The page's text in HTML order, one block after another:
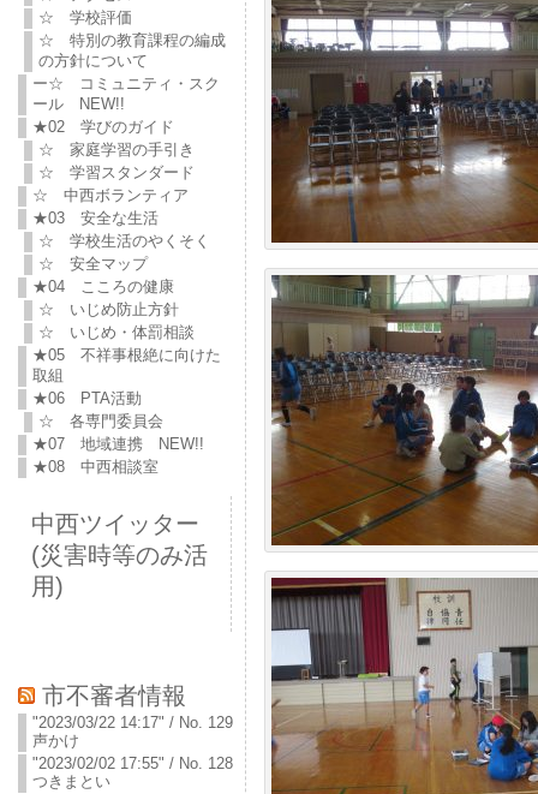
☆ 学校評価
☆ 特別の教育課程の編成
の方針について
ー☆ コミュニティ・スク
ール NEW!!
★02 学びのガイド
☆ 家庭学習の手引き
☆ 学習スタンダード
☆ 中西ボランティア
★03 安全な生活
☆ 学校生活のやくそく
☆ 安全マップ
★04 こころの健康
☆ いじめ防止方針
☆ いじめ・体罰相談
★05 不祥事根絶に向けた
取組
★06 PTA活動
☆ 各専門委員会
★07 地域連携 NEW!!
★08 中西相談室
中西ツイッター
(災害時等のみ活
用)
市不審者情報
"2023/03/22 14:17" / No. 129
声かけ
"2023/02/02 17:55" / No. 128
つきまとい